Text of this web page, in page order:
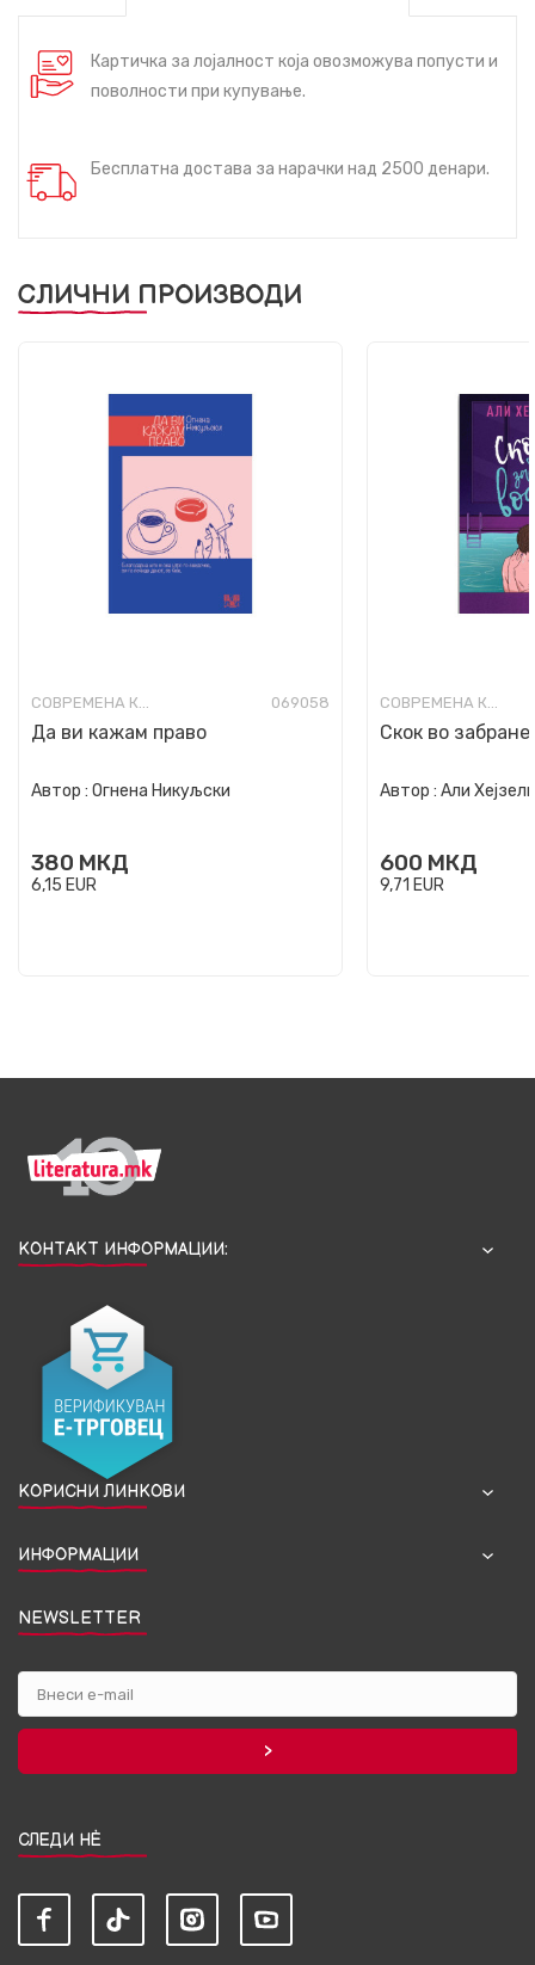
Картичка за лојалност која овозможува попусти и
поволности при купување.
Бесплатна достава за нарачки над 2500 денари.
СЛИЧНИ ПРОИЗВОДИ
СОВРЕМЕНА КНИЖЕВНОСТ 069058
Да ви кажам право
Автор : Огнена Никуљски
380 МКД
6,15 EUR
СОВРЕМЕНА КНИЖЕВНОСТ
Скок во
Автор : Али
600 МКД
9,71 EUR
КОНТАКТ ИНФОРМАЦИИ:
КОРИСНИ ЛИНКОВИ
ИНФОРМАЦИИ
NEWSLETTER
СЛЕДИ НЀ